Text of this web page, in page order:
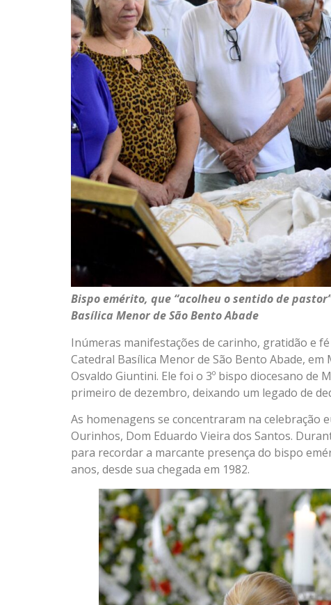
Bispo emérito, que “acolheu o sentido de
Basílica Menor de São Bento Abade
Inúmeras manifestações de carinho, gratidão e
Catedral Basílica Menor de São Bento Abade,
Osvaldo Giuntini. Ele foi o 3º bispo diocesano de
primeiro de dezembro, deixando um legado de
As homenagens se concentraram na celebração
Ourinhos, Dom Eduardo Vieira dos Santos.
para recordar a marcante presença do bispo
anos, desde sua chegada em 1982.